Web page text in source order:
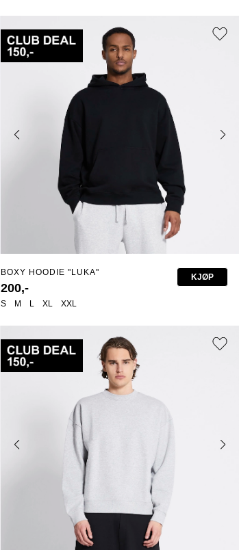
S M L XL XXL
BOXY HOODIE "LUKA"
200,-
KJØP